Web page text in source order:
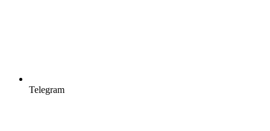
Telegram